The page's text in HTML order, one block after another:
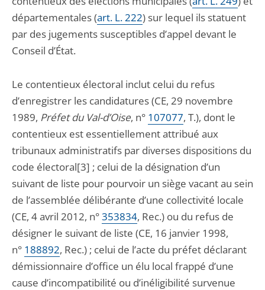
départementales (art. L. 222) sur lequel ils statuent
par des jugements susceptibles d’appel devant le
Conseil d’État.
Le contentieux électoral inclut celui du refus
d’enregistrer les candidatures (CE, 29 novembre
1989, Préfet du Val-d’Oise, n° 107077, T.), dont le
contentieux est essentiellement attribué aux
tribunaux administratifs par diverses dispositions du
code électoral[3] ; celui de la désignation d’un
suivant de liste pour pourvoir un siège vacant au sein
de l’assemblée délibérante d’une collectivité locale
(CE, 4 avril 2012, n°353834, Rec.) ou du refus de
désigner le suivant de liste (CE, 16 janvier 1998,
n° 188892, Rec.) ; celui de l’acte du préfet déclarant
démissionnaire d’office un élu local frappé d’une
cause d’incompatibilité ou d’inéligibilité survenue